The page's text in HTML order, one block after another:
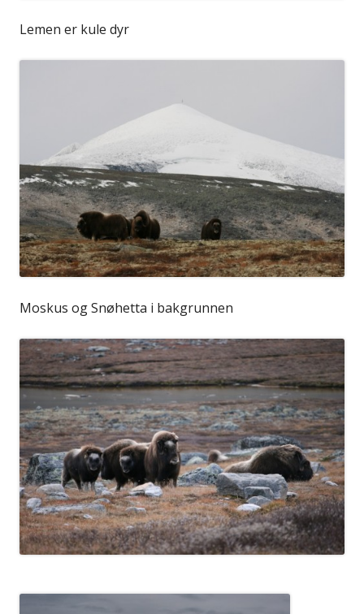
Lemen er kule dyr
Moskus og Snøhetta i bakgrunnen